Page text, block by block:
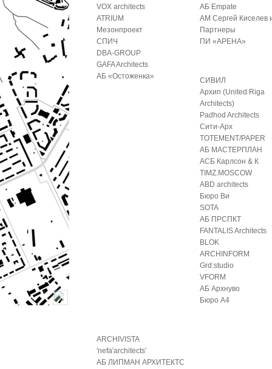
VOX architects
ATRIUM
Мезонпроект
СПИЧ
DBA-GROUP
GAFA Architects
АБ «Остоженка»
АБ Empate
АМ Сергей Киселев
Партнеры
ПИ «АРЕНА»
СИВИЛ
Архип (United Riga
Architects)
Padhod Architects
Сити-Арх
TOTEMENT/PAPER
АБ МАСТЕРПЛАН
АСБ Карлсон & К
TIMZ.MOSCOW
ABD architects
Бюро Ви
SOTA
АБ ПРСПКТ
FANTALIS Architects
BLOK
ARCHINFORM
Grd:studio
VFORM
АБ Архнуво
Бюро А4
ARCHIVISTA
′nefa′architects′
АБ ЛИПМАН АРХИТЕКТС